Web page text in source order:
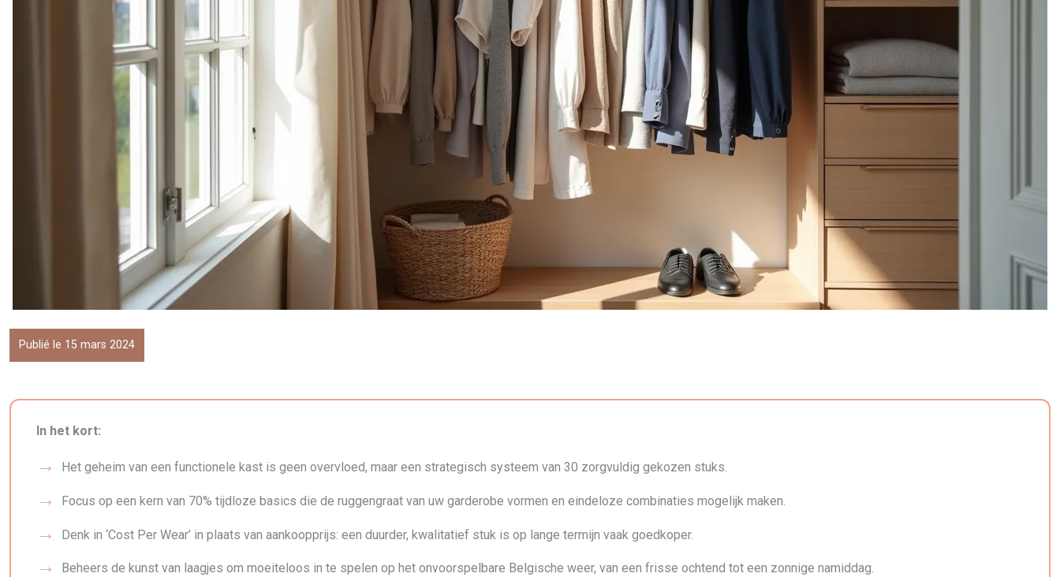
Publié le 15 mars 2024
In het kort:
Het geheim van een functionele kast is geen overvloed, maar een strategisch systeem van 30 zorgvuldig gekozen stuks.
Focus op een kern van 70% tijdloze basics die de ruggengraat van uw garderobe vormen en eindeloze combinaties mogelijk maken.
Denk in ‘Cost Per Wear’ in plaats van aankoopprijs: een duurder, kwalitatief stuk is op lange termijn vaak goedkoper.
Beheers de kunst van laagjes om moeiteloos in te spelen op het onvoorspelbare Belgische weer, van een frisse ochtend tot een zonnige namiddag.